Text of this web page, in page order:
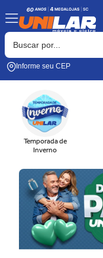
Informe seu CEP
Temporada de
Inverno